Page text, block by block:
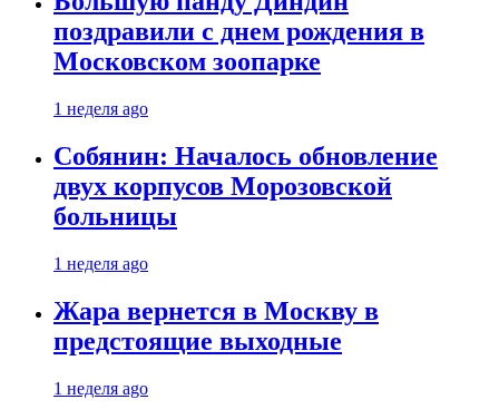
поздравили с днем рождения в
Московском зоопарке
1 неделя ago
Собянин: Началось обновление
двух корпусов Морозовской
больницы
1 неделя ago
Жара вернется в Москву в
предстоящие выходные
1 неделя ago